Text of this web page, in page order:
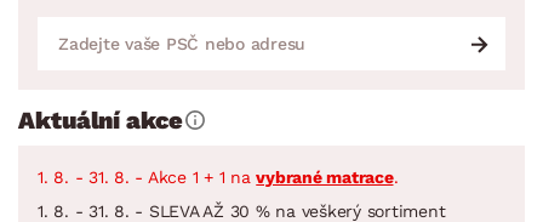
Aktuální akce
1. 8. - 31. 8. - Akce 1 + 1 navybrané matrace.
1. 8. - 31. 8. - SLEVA AŽ 30 % na veškerý sortiment